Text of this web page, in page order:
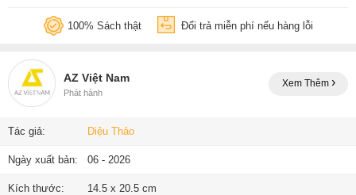
100% Sách thật Đổi trả miễn phí nếu hàng lỗi
AZ Việt Nam
Phát hành
Xem Thêm
Tác giả: Diệu Thảo
Ngày xuất bản: 06 - 2026
Kích thước: 14.5 x 20.5 cm